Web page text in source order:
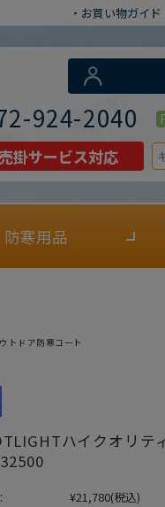
・お買い物ガイド
924-2040
掛サービス対応
防寒用品
トドア防寒コート
ハイクオリテ
¥21,780(税込)